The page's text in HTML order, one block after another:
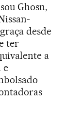
Ghosn,
desde
ter
a
e